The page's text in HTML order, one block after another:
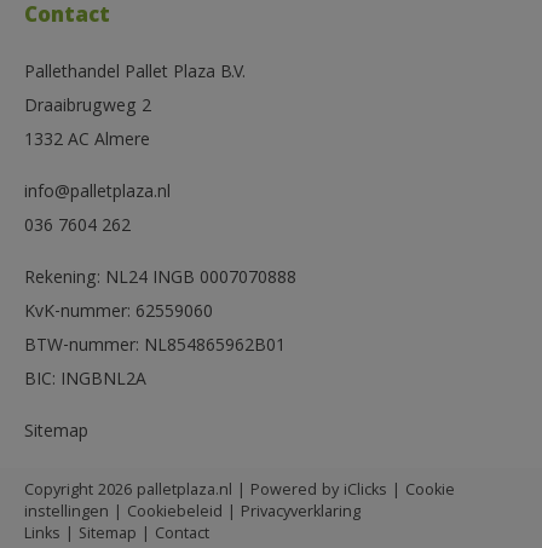
Contact
Pallethandel Pallet Plaza B.V.
Draaibrugweg 2
1332 AC Almere
info@palletplaza.nl
036 7604 262
Rekening: NL24 INGB 0007070888
KvK-nummer: 62559060
BTW-nummer: NL854865962B01
BIC: INGBNL2A
Sitemap
Copyright 2026 palletplaza.nl | Powered by iClicks | Cookie
instellingen | Cookiebeleid | Privacyverklaring
Links | Sitemap | Contact